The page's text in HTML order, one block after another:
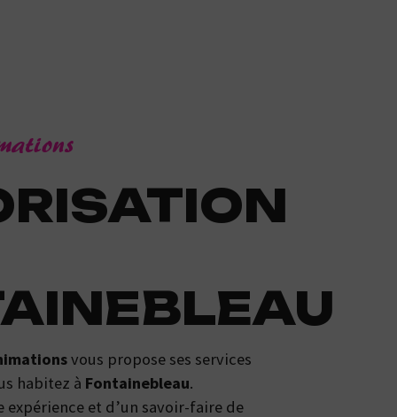
vous propose ses services
habitez à Fontainebleau.
expérience et d’un savoir-faire de